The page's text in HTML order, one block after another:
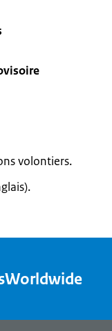
volontiers.